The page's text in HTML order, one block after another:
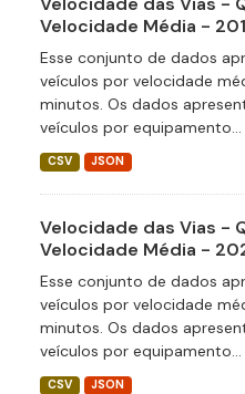
Velocidade Média -
Esse conjunto de dados
veículos por velocidade
minutos. Os dados
veículos por equipamento...
CSV JSON
Velocidade das Vias -
Velocidade Média -
Esse conjunto de dados
veículos por velocidade
minutos. Os dados
veículos por equipamento...
CSV JSON